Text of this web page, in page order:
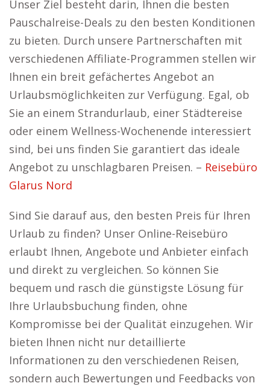
Unser Ziel besteht darin, Ihnen die besten
Pauschalreise-Deals zu den besten Konditionen
zu bieten. Durch unsere Partnerschaften mit
verschiedenen Affiliate-Programmen stellen wir
Ihnen ein breit gefächertes Angebot an
Urlaubsmöglichkeiten zur Verfügung. Egal, ob
Sie an einem Strandurlaub, einer Städtereise
oder einem Wellness-Wochenende interessiert
sind, bei uns finden Sie garantiert das ideale
Angebot zu unschlagbaren Preisen. – Reisebüro
Glarus Nord
Sind Sie darauf aus, den besten Preis für Ihren
Urlaub zu finden? Unser Online-Reisebüro
erlaubt Ihnen, Angebote und Anbieter einfach
und direkt zu vergleichen. So können Sie
bequem und rasch die günstigste Lösung für
Ihre Urlaubsbuchung finden, ohne
Kompromisse bei der Qualität einzugehen. Wir
bieten Ihnen nicht nur detaillierte
Informationen zu den verschiedenen Reisen,
sondern auch Bewertungen und Feedbacks von